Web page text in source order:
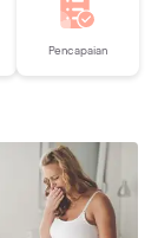
Pencapaian